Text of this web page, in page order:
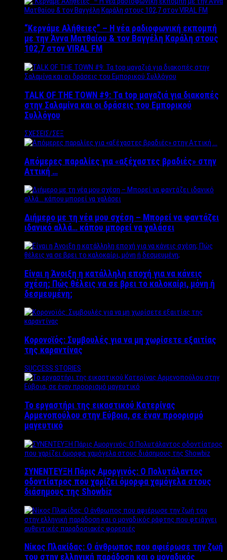
“Kερνάμε Αλήθειες” – Η νέα ραδιοφωνική εκπομπή
με την Άννα Ματθαίου & τον Βαγγέλη Καράλη στους
102,7 στον VIRAL FM
TALK OF THE TOWN #9: Τα top μαγαζιά για διακοπές
στην Σαλαμίνα και οι δράσεις του Εμπορικού
Συλλόγου
ΣΧΕΣΕΙΣ/ΣΕΞ
Απόμερες παραλίες για «αξέχαστες βραδιές» στην
Αττική …
Διήμερο με τη νέα μου σχέση – Μπορεί να φαντάζει
ιδανικό αλλά… κάπου μπορεί να χαλάσει
Είναι η Άνοιξη η κατάλληλη εποχή για να κάνεις
σχέση; Πώς θέλεις να σε βρει το καλοκαίρι, μόνη ή
δεσμευμένη;
Κορονοϊός: Συμβουλές για να μη χωρίσετε εξαιτίας
της καραντίνας
SUCCESS STORIES
Το εργαστήρι της εικαστικού Κατερίνας
Αρμενοπούλου στην Εύβοια, σε έναν προορισμό
μαγευτικό
ΣΥΝΕΝΤΕΥΞΗ Πάρις Αμοργινός: O Πολυτάλαντος
οδοντίατρος που χαρίζει όμορφα χαμόγελα στους
διάσημους της Showbiz
Νίκος Πλακίδας: O άνθρωπος που αφιέρωσε την ζωή
του στην ελληνική παράδοση και ο μοναδικός